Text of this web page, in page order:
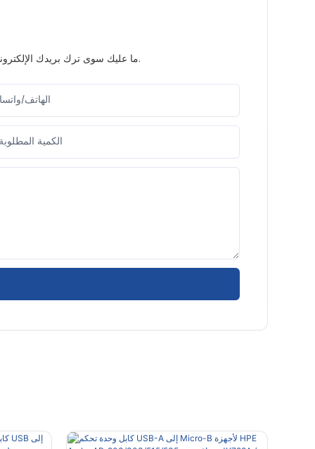
ما عليك سوى ترك بريدك الإلكتروني أو رقم هاتفك في نموذج الاتصال حتى نتمكن من إرسال عرض أسعار مجاني لمجموعة واسعة من التصاميم لدينا.
الهاتف/
الكمية المطلوبة